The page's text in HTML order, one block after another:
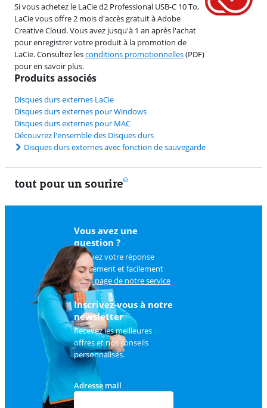
Si vous achetez le LaCie d2 Professional USB-C 10 To,
LaCie vous offre 2 mois d'accès gratuit à Adobe
Creative Cloud. Vous avez jusqu'à 1 an après l'achat
pour enregistrer votre produit à la promotion de
LaCie. Consultez lesconditions promotionnelles(PDF)
pour en savoir plus.
Produits associés
Disques durs externes LaCie
Disques durs externes pour Windows
Disques durs externes pour MAC
Découvrez l'ensemble des Disques durs
Disques durs externes avec fonction de sauvegarde
tout pour un sourire
Vous avez une
question ?
Trouvez votre réponse
rapidement et facilement
surla page de notre service
client.
Inscrivez-vous à notre
newsletter
Recevez les meilleures
offres et nos conseils
personnalisés.
Adresse mail